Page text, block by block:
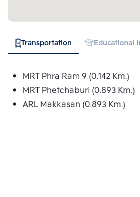
Transportation Educational
MRT Phra Ram 9 (0.142 Km.)
MRT Phetchaburi (0.893 Km.)
ARL Makkasan (0.893 Km.)